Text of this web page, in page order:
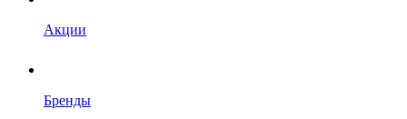
Акции
Бренды